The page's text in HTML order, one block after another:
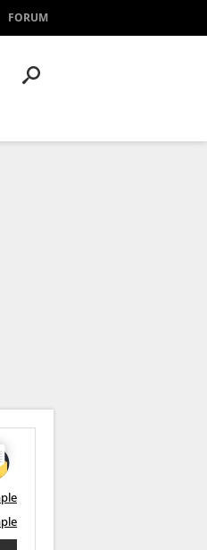
FORUM